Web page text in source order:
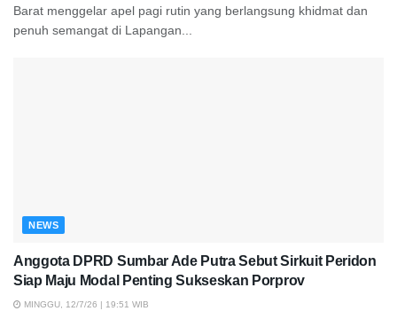
Barat menggelar apel pagi rutin yang berlangsung khidmat dan
penuh semangat di Lapangan...
NEWS
Anggota DPRD Sumbar Ade Putra Sebut Sirkuit Peridon
Siap Maju Modal Penting Sukseskan Porprov
MINGGU, 12/7/26 | 19:51 WIB